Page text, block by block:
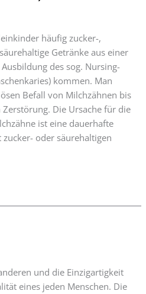
häufig zucker-,
Getränke aus einer
des sog. Nursing-
kommen. Man
Befall von Milchzähnen bis
Die Ursache für die
ist eine dauerhafte
oder säurehaltigen
und die Einzigartigkeit
eines jeden Menschen. Die